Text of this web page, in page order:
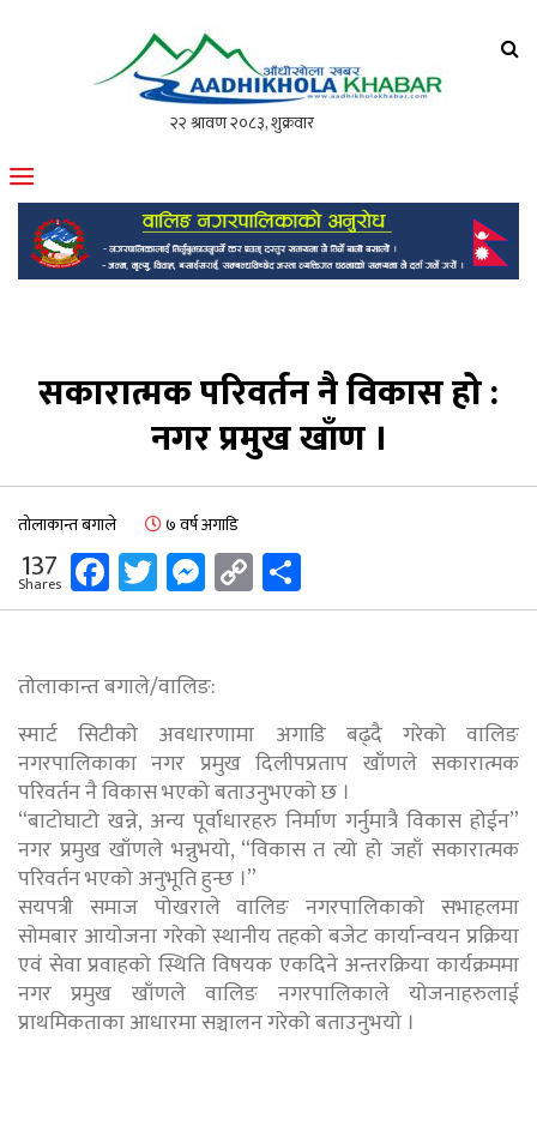
मोफसलकै लोकप्रिय अनलाइन पत्रिका
सकारात्मक परिवर्तन नै विकास हो :
नगर प्रमुख खाँण ।
तोलाकान्त बगाले ७ वर्ष अगाडि
137
Shares Facebook
Twitter
Messenger
Copy
Link
तोलाकान्त बगाले/वालिङ:
स्मार्ट सिटीको अवधारणामा अगाडि बढ्दै गरेको वालिङ
नगरपालिकाका नगर प्रमुख दिलीपप्रताप खाँणले सकारात्मक
परिवर्तन नै विकास भएको बताउनुभएको छ ।
“बाटोघाटो खन्ने, अन्य पूर्वाधारहरु निर्माण गर्नुमात्रै विकास होईन”
नगर प्रमुख खाँणले भन्नुभयो, “विकास त त्यो हो जहाँ सकारात्मक
परिवर्तन भएको अनुभूति हुन्छ ।”
सयपत्री समाज पोखराले वालिङ नगरपालिकाको सभाहलमा
सोमबार आयोजना गरेको स्थानीय तहको बजेट कार्यान्वयन प्रक्रिया
एवं सेवा प्रवाहको स्थिति विषयक एकदिने अन्तरक्रिया कार्यक्रममा
नगर प्रमुख खाँणले वालिङ नगरपालिकाले योजनाहरुलाई
प्राथमिकताका आधारमा सञ्चालन गरेको बताउनुभयो ।